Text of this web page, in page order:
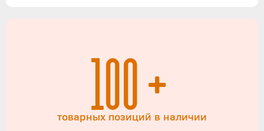
100+
товарных позиций в наличии